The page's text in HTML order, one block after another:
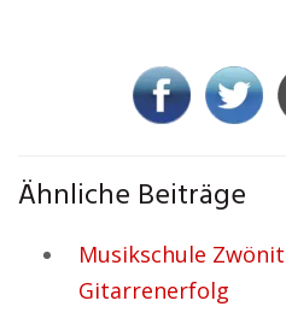
Ähnliche Beiträge
Musikschule
Gitarrenerfolg